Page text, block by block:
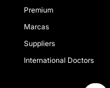
Premium
Marcas
Suppliers
International Doctors